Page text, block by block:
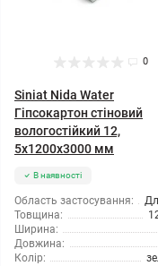
0
Siniat Nida Water
Гіпсокартон стіновий
вологостійкий 12,
5x1200x3000 мм
В наявності
Область застосування:
Товщина:
Ширина:
Довжина:
Колір: